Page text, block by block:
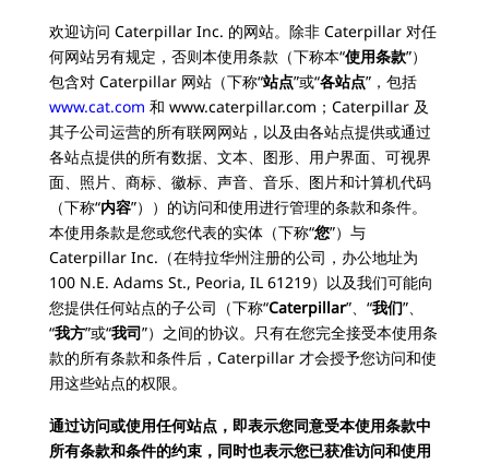
欢迎访问 Caterpillar Inc. 的网站。除非 Caterpillar 对任
何网站另有规定，否则本使用条款（下称本“使用条款”）
包含对 Caterpillar 网站（下称“站点”或“各站点”，包括
www.cat.com 和 www.caterpillar.com；Caterpillar 及
其子公司运营的所有联网网站，以及由各站点提供或通过
各站点提供的所有数据、文本、图形、用户界面、可视界
面、照片、商标、徽标、声音、音乐、图片和计算机代码
（下称“内容”））的访问和使用进行管理的条款和条件。
本使用条款是您或您代表的实体（下称“您”）与
Caterpillar Inc.（在特拉华州注册的公司，办公地址为
100 N.E. Adams St., Peoria, IL 61219）以及我们可能向
您提供任何站点的子公司（下称“Caterpillar”、“我们”、
“我方”或“我司”）之间的协议。只有在您完全接受本使用条
款的所有条款和条件后，Caterpillar 才会授予您访问和使
用这些站点的权限。
通过访问或使用任何站点，即表示您同意受本使用条款中
所有条款和条件的约束，同时也表示您已获准访问和使用